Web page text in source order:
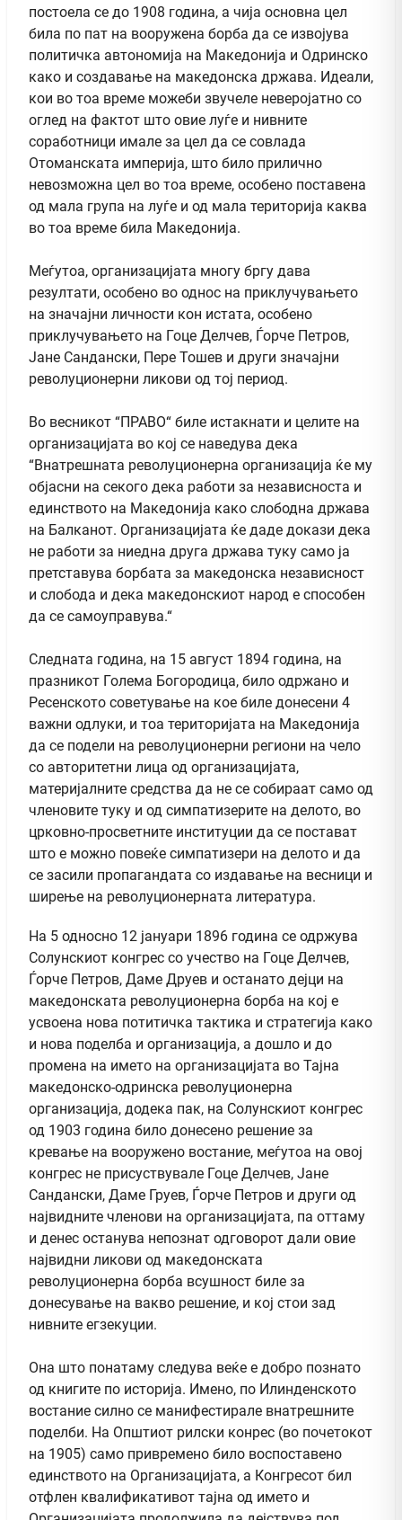
постоела се до 1908 година, а чија основна цел
била по пат на вооружена борба да се извојува
политичка автономија на Македонија и Одринско
како и создавање на македонска држава. Идеали,
кои во тоа време можеби звучеле неверојатно со
оглед на фактот што овие луѓе и нивните
соработници имале за цел да се совлада
Отоманската империја, што било прилично
невозможна цел во тоа време, особено поставена
од мала група на луѓе и од мала територија каква
во тоа време била Македонија.
Меѓутоа, организацијата многу бргу дава
резултати, особено во однос на приклучувањето
на значајни личности кон истата, особено
приклучувањето на Гоце Делчев, Ѓорче Петров,
Јане Сандански, Пере Тошев и други значајни
револуционерни ликови од тој период.
Во весникот “ПРАВО“ биле истакнати и целите на
организацијата во кој се наведува дека
“Внатрешната револуционерна организација ќе му
објасни на секого дека работи за независноста и
единството на Македонија како слободна држава
на Балканот. Организацијата ќе даде докази дека
не работи за ниедна друга држава туку само ја
претставува борбата за македонска независност
и слобода и дека македонскиот народ е способен
да се самоуправува.“
Следната година, на 15 август 1894 година, на
празникот Голема Богородица, било одржано и
Ресенското советување на кое биле донесени 4
важни одлуки, и тоа територијата на Македонија
да се подели на револуционерни региони на чело
со авторитетни лица од организацијата,
материјалните средства да не се собираат само од
членовите туку и од симпатизерите на делото, во
црковно-просветните институции да се постават
што е можно повеќе симпатизери на делото и да
се засили пропагандата со издавање на весници и
ширење на револуционерната литература.
На 5 односно 12 јануари 1896 година се одржува
Солунскиот конгрес со учество на Гоце Делчев,
Ѓорче Петров, Даме Друев и останато дејци на
македонската револуционерна борба на кој е
усвоена нова потитичка тактика и стратегија како
и нова поделба и организација, а дошло и до
промена на името на организацијата во Тајна
македонско-одринска револуционерна
организација, додека пак, на Солунскиот конгрес
од 1903 година било донесено решение за
кревање на вооружено востание, меѓутоа на овој
конгрес не присуствувале Гоце Делчев, Јане
Сандански, Даме Груев, Ѓорче Петров и други од
највидните членови на организацијата, па оттаму
и денес останува непознат одговорот дали овие
највидни ликови од македонската
револуционерна борба всушност биле за
донесување на вакво решение, и кој стои зад
нивните егзекуции.
Она што понатаму следува веќе е добро познато
од книгите по историја. Имено, по Илинденското
востание силно се манифестирале внатрешните
поделби. На Општиот рилски конрес (во почетокот
на 1905) само привремено било воспоставено
единството на Организацијата, а Конгресот бил
отфлен квалификативот тајна од името и